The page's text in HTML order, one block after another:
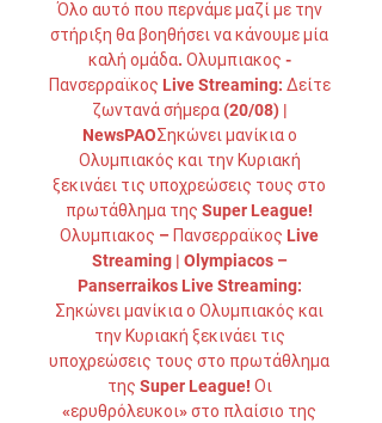
Όλο αυτό που περνάμε μαζί με την
στήριξη θα βοηθήσει να κάνουμε μία
καλή ομάδα. Ολυμπιακος -
Πανσερραϊκος Live Streaming: Δείτε
ζωντανά σήμερα (20/08) |
NewsPAOΣηκώνει μανίκια ο
Ολυμπιακός και την Κυριακή
ξεκινάει τις υποχρεώσεις τους στο
πρωτάθλημα της Super League!
Ολυμπιακος – Πανσερραϊκος Live
Streaming | Olympiacos –
Panserraikos Live Streaming:
Σηκώνει μανίκια ο Ολυμπιακός και
την Κυριακή ξεκινάει τις
υποχρεώσεις τους στο πρωτάθλημα
της Super League! Οι
«ερυθρόλευκοι» στο πλαίσιο της